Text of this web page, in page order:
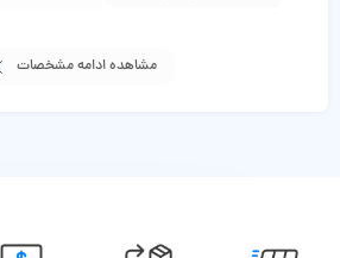
مشاهده ادامه مشخصات